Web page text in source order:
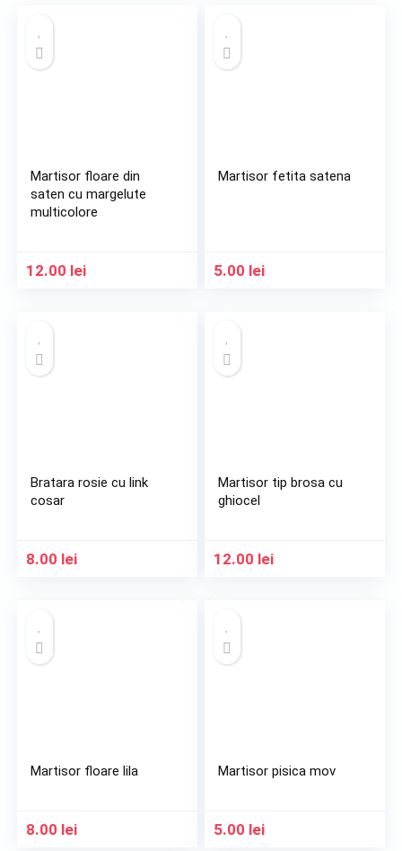
Martisor floare din
saten cu margelute
multicolore
12.00 lei
Martisor fetita satena
5.00 lei
Bratara rosie cu link
cosar
8.00 lei
Martisor tip brosa cu
ghiocel
12.00 lei
Martisor floare lila
8.00 lei
Martisor pisica mov
5.00 lei